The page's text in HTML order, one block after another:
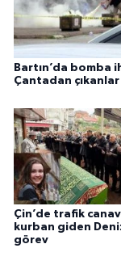
Bartın’da bomba
Çantadan çıkanlar
Çin’de trafik
kurban giden
görev